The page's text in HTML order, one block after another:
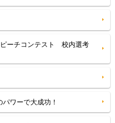
ーチコンテスト 校内選考
ワーで大成功！